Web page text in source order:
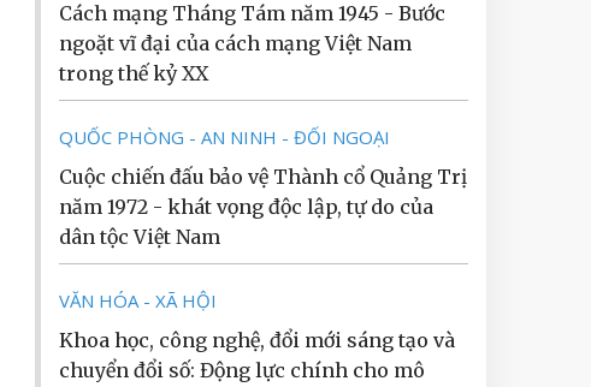
Cách mạng Tháng Tám năm 1945 - Bước
ngoặt vĩ đại của cách mạng Việt Nam
trong thế kỷ XX
QUỐC PHÒNG - AN NINH - ĐỐI NGOẠI
Cuộc chiến đấu bảo vệ Thành cổ Quảng Trị
năm 1972 - khát vọng độc lập, tự do của
dân tộc Việt Nam
VĂN HÓA - XÃ HỘI
Khoa học, công nghệ, đổi mới sáng tạo và
chuyển đổi số: Động lực chính cho mô